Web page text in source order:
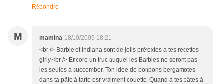
Répondre
M mamina 18/10/2009 18:21
<br /> Barbie et Indiana sont de jolis prétextes à tes recettes
girly.<br /> Encore un truc auquel les Barbies ne seront pas
les seules à succomber. Ton idée de bonbons bergamotes
dans ta pâte à tarte esr vraiment couette. Quand à tes pâtes à